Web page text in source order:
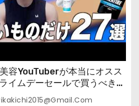
容YouTuberが本当にオスス
イムデーセールで買うべきも